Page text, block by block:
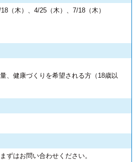
（木）、4/25（木）、7/18（木）
、健康づくりを希望される方（18歳以
ずはお問い合わせください。